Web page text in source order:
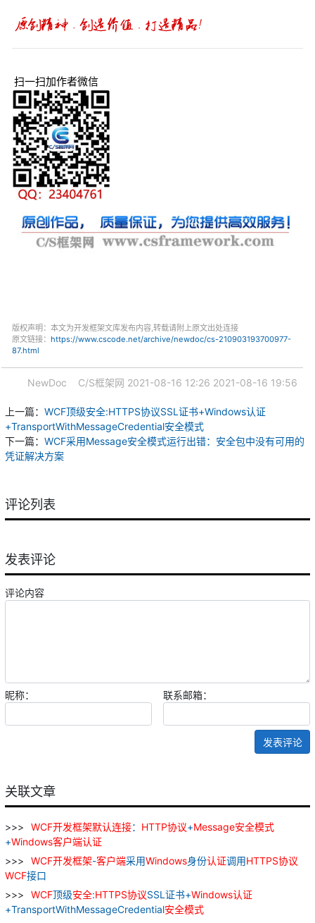
扫一扫加作者微信
版权声明：本文为开发框架文库发布内容,转载请附上原文出处连接
原文链接： https://www.cscode.net/archive/newdoc/cs-210903193700977-
87.html
NewDoc C/S框架网 2021-08-16 12:26 2021-08-16 19:56
上一篇： WCF顶级安全:HTTPS协议SSL证书+Windows认证
+TransportWithMessageCredential安全模式
下一篇： WCF采用Message安全模式运行出错：安全包中没有可用的
凭证解决方案
评论列表
发表评论
评论内容
昵称： 联系邮箱：
发表评论
关联文章
WCF开发框架默认连接： HTTP协议+Message安全模式
+Windows客户端认证
WCF开发框架-客户端采用Windows身份认证调用HTTPS协议
WCF接口
WCF顶级安全:HTTPS协议SSL证书+Windows认证
+TransportWithMessageCredential安全模式